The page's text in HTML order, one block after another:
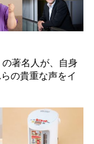
著名人が、自身
の貴重な声をイ